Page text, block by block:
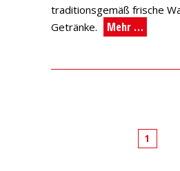
traditionsgemäß frische
Getränke.
Mehr …
1